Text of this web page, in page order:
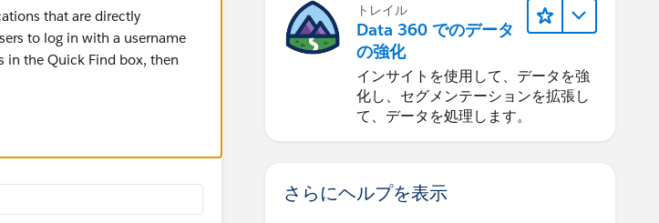
that are directly
to log in with a username
in the Quick Find box, then
トレイル
Data 360 でのデータ
の強化
インサイトを使用して、データを強
化し、セグメンテーションを拡張し
て、データを処理します。
さらにヘルプを表示